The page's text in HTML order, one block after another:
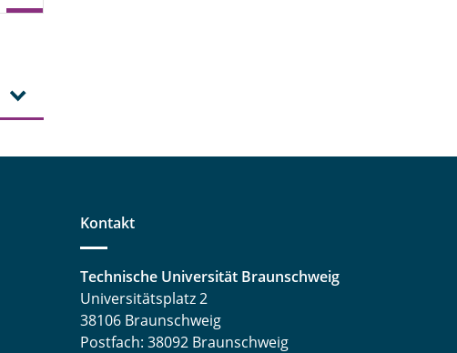
Kontakt
Technische Universität Braunschweig
Universitätsplatz 2
38106 Braunschweig
Postfach: 38092 Braunschweig